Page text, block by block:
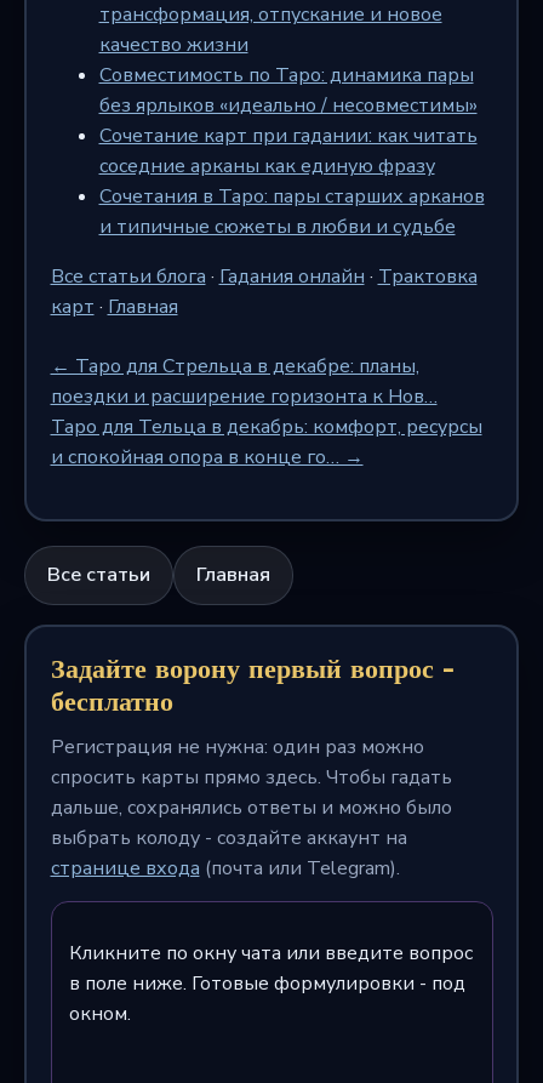
трансформация, отпускание и новое
качество жизни
Совместимость по Таро: динамика пары
без ярлыков «идеально / несовместимы»
Сочетание карт при гадании: как читать
соседние арканы как единую фразу
Сочетания в Таро: пары старших арканов
и типичные сюжеты в любви и судьбе
Все статьи блога · Гадания онлайн · Трактовка
карт · Главная
← Таро для Стрельца в декабре: планы,
поездки и расширение горизонта к Нов…
Таро для Тельца в декабрь: комфорт, ресурсы
и спокойная опора в конце го… →
Все статьи Главная
Задайте ворону первый вопрос -
бесплатно
Регистрация не нужна: один раз можно
спросить карты прямо здесь. Чтобы гадать
дальше, сохранялись ответы и можно было
выбрать колоду - создайте аккаунт на
странице входа (почта или Telegram).
Кликните по окну чата или введите вопрос
в поле ниже. Готовые формулировки - под
окном.